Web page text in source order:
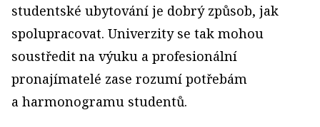
studentské ubytování je dobrý způsob, jak
spolupracovat. Univerzity se tak mohou
soustředit na výuku a profesionální
pronajímatelé zase rozumí potřebám
a harmonogramu studentů.